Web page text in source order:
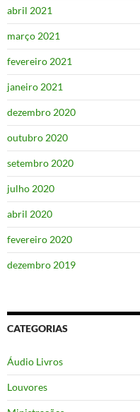
abril 2021
março 2021
fevereiro 2021
janeiro 2021
dezembro 2020
outubro 2020
setembro 2020
julho 2020
abril 2020
fevereiro 2020
dezembro 2019
CATEGORIAS
Áudio Livros
Louvores